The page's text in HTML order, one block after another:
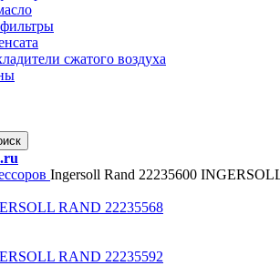
сжатого воздуха
Ingersoll Rand 22235600
RAND 22235568
RAND 22235592